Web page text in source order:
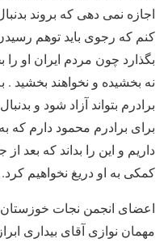
اجازه نمی دهی که بروند
کنم که رجوی باید توهم
بگذارد چون مردم ایران او
نه بخشیده و نخواهند بخشید .
برادرم بتواند آزاد شود و
برای برادرم محمود دارم که
داریم و این را بداند که بعد
کمکی به او دریغ نخواهیم کرد.
اعضای انجمن نجات خوزستان
مهمان نوازی آقای بیداری